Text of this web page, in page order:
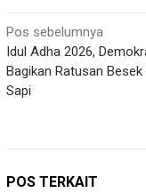
Navigasi
pos
Pos sebelumnya
Idul Adha 2026,
Bagikan Ratusan Besek
Sapi
POS TERKAIT